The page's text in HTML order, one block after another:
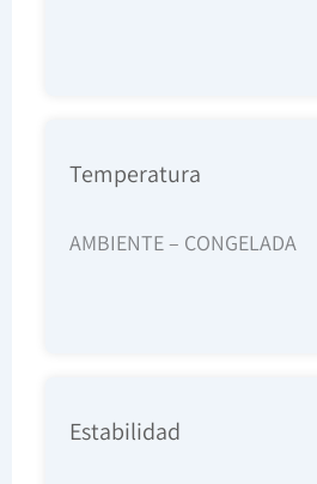
Temperatura
AMBIENTE – CONGELADA
Estabilidad